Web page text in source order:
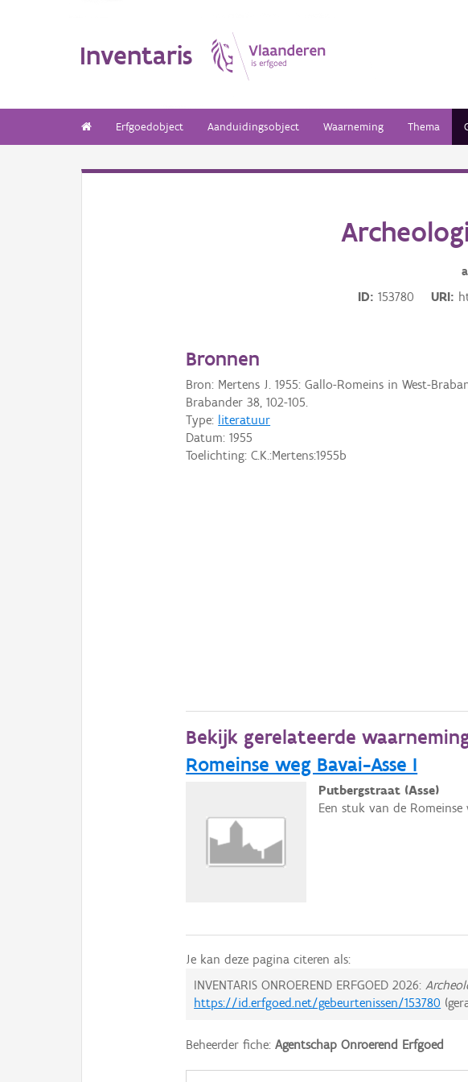
Inventaris
Erfgoedobject Aanduidingsobject Waarneming Thema
ID
153780 URI
Bronnen
Bron: Mertens J. 1955: Gallo-Romeins in West-
Brabander 38, 102-105.
Type: literatuur
Datum:1955
Toelichting: C.K.:Mertens:1955b
Bekijk gerelateerde
Romeinse weg Bavai-Asse I
Putbergstraat (Asse)
Een stuk van de
Je kan deze pagina citeren als:
INVENTARIS ONROEREND ERFGOED 2026:
https://id.erfgoed.net/gebeurtenissen/153780
Beheerder fiche:Agentschap Onroerend Erfgoed